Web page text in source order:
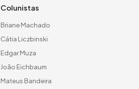
Colunistas
Briane Machado
Cátia Liczbinski
Edgar Muza
João Eichbaum
Mateus Bandeira